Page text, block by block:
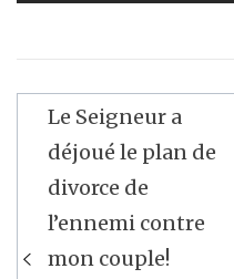
Navigation
de
l’article
Le Seigneur a
déjoué le plan de
divorce de
l’ennemi contre
mon couple!